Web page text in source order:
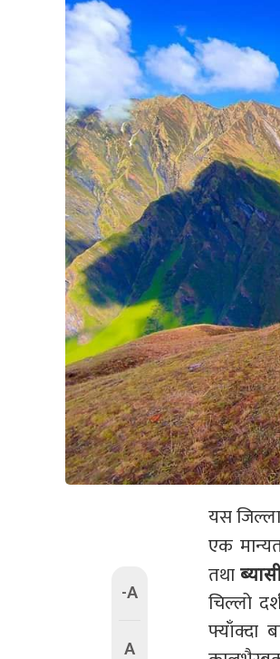
-A
A
यस
एक
तथा
चिल्लो
फ्याँक्दा